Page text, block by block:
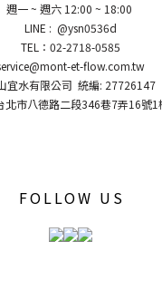
週一 ~ 週六 12:00 ~ 18:00
LINE : @ysn0536d
TEL：02-2718-0585
et-flow.com.tw
宜水有限公司 統編: 27726147
北市八德路二段346巷7弄16號1
FOLLOW US